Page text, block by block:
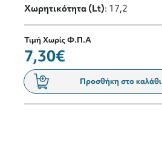
Χωρητικότητα (Lt): 17,2
Τιμή Χωρίς Φ.Π.Α
7,30€
Προσθήκη στο καλάθι